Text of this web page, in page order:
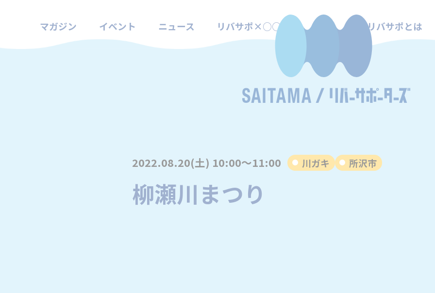
マガジン イベント ニュース リバサポ×○○ リバサポとは
2022.08.20(土) 10:00～11:00 川ガキ 所沢市
柳瀬川まつり